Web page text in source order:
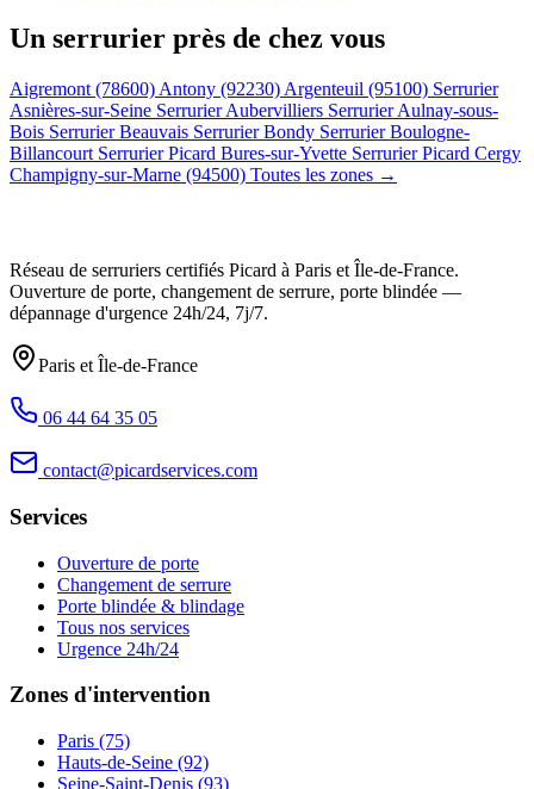
Un serrurier près de chez vous
Aigremont (78600) Antony (92230) Argenteuil (95100) Serrurier
Asnières-sur-Seine Serrurier Aubervilliers Serrurier Aulnay-sous-
Bois Serrurier Beauvais Serrurier Bondy Serrurier Boulogne-
Billancourt Serrurier Picard Bures-sur-Yvette Serrurier Picard Cergy
Champigny-sur-Marne (94500) Toutes les zones →
Réseau de serruriers certifiés Picard à Paris et Île-de-France.
Ouverture de porte, changement de serrure, porte blindée —
dépannage d'urgence 24h/24, 7j/7.
Paris et Île-de-France
06 44 64 35 05
contact@picardservices.com
Services
Ouverture de porte
Changement de serrure
Porte blindée & blindage
Tous nos services
Urgence 24h/24
Zones d'intervention
Paris (75)
Hauts-de-Seine (92)
Seine-Saint-Denis (93)